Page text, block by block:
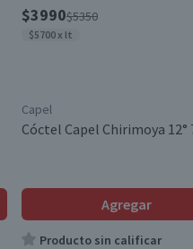
$3990$5350
$5700 x lt
Capel
Cóctel Capel Chirimoya 12°
Agregar
Producto sin calificar